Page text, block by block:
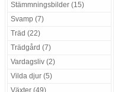
Stämmningsbilder (15)
Svamp (7)
Träd (22)
Trädgård (7)
Vardagsliv (2)
Vilda djur (5)
Växter (49)